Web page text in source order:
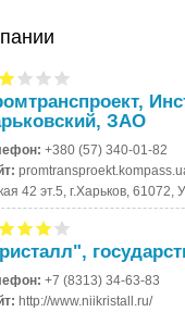
ЗАО
+380 (57) 340-01-82
42 эт.5, г.Харьков, 61072,
+7 (8313) 34-63-83
http://www.niikristall.ru/